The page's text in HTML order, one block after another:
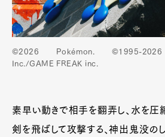
©2026 Pokémon. ©1995-2026
Inc./GAME FREAK inc.
素早い動きで相手を翻弄し、水を圧
剣を飛ばして攻撃する、神出鬼没の